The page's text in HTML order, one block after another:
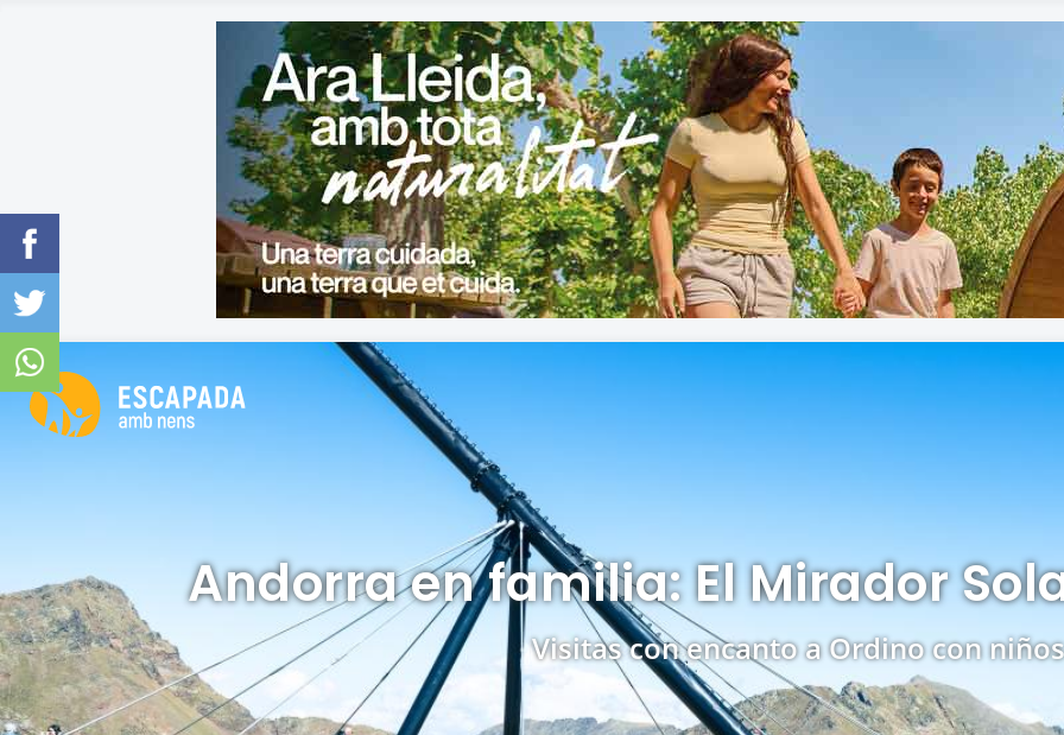
Andorra en familia: El Mirador
Visitas con encanto a Ordino con niños